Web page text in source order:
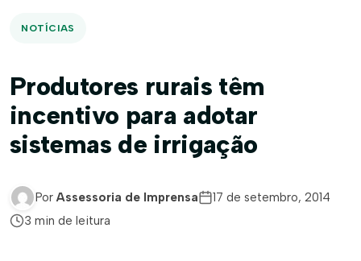
NOTÍCIAS
Produtores rurais têm
incentivo para adotar
sistemas de irrigação
Por Assessoria de Imprensa
17 de setembro, 2014
3 min de leitura